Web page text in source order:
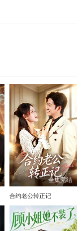
全集完结
合约老公转正记